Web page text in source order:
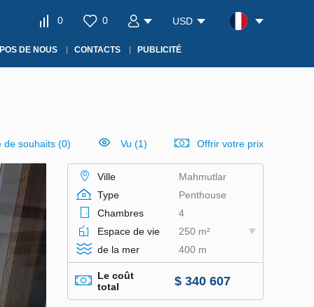
0 0 USD
DE NOUS CONTACTS PUBLICITÉ
de souhaits (0) Vu (1) Offrir votre prix
Ville
Mahmutlar
Type
Penthouse
Chambres
4
Espace de vie
250 m²
de la mer
400 m
Le coût
total
$ 340 607